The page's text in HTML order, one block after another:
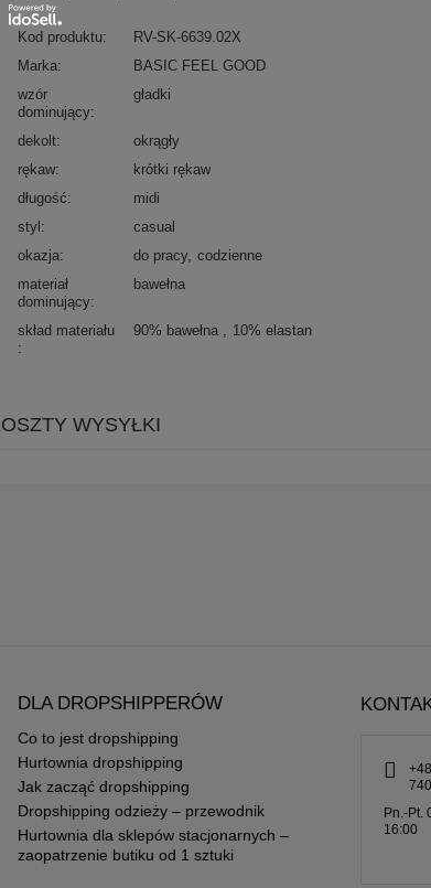
Kod produktu
RV-SK-6639.02X
Marka
BASIC FEEL GOOD
wzór
dominujący
gładki
dekolt
okrągły
rękaw
krótki rękaw
długość
midi
styl
casual
okazja
do pracy codzienne
materiał
dominujący
bawełna
skład materiału 90% bawełna 10% elastan
WYSYŁKI
DLA DROPSHIPPERÓW
Co to jest dropshipping
Hurtownia dropshipping
Jak zacząć dropshipping
Dropshipping odzieży – przewodnik
Hurtownia dla sklepów stacjonarnych –
zaopatrzenie butiku od 1 sztuki
740
Pn.-Pt.
16:00